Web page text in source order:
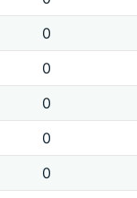
0
0
0
0
0